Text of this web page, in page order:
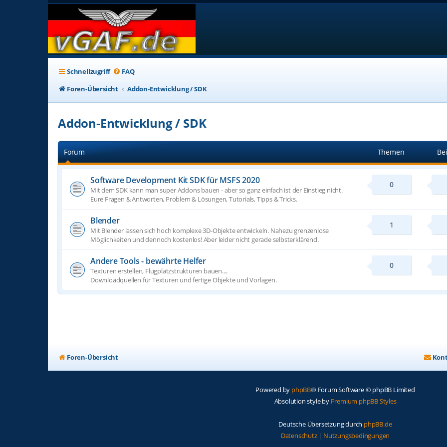
Schnellzugriff FAQ
Foren-Übersicht
Addon-Entwicklung / SDK
Addon-Entwicklung / SDK
Forum Themen
Software Development Kit SDK für MSFS 2020
Mit dem SDK kann man super Addons bauen - aber so ganz einfach ist der Einstieg nicht.
Eure Fragen & Antworten, Problem & Lösungen, Tutorials, Tipps & Tricks.
0
Blender
Mit Blender lassen sich hoch komplexe 3D-Objekte entwickeln. Nahezu grenzenlose
Möglichkeiten und dennoch kostenlos! Aber leider nicht gerade selbsterklärend.
1
Andere Tools - bewährte Helfer
Texturen erstellen, Flugplatzstrukturen bauen....
Downloadquellen für Texturen und fertige Objekte und Vorlagen.
0
Foren-Übersicht
Powered by phpBB® Forum Software © phpBB Limited
Absolution style by Premium phpBB Styles
Deutsche Übersetzung durch phpBB.de
Datenschutz| Nutzungsbedingungen